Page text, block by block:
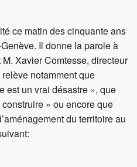
ce matin des cinquante ans
Il donne la parole à
Xavier Comtesse, directeur
notamment que
est un vrai désastre », que
construire » ou encore que
du territoire au